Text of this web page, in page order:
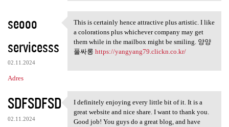
seooo
servicesss
02.11.2024
Adres
This is certainly hence
This is certainly hence attractive plus artistic. I like
a colorations plus whichever company may get
them while in the mailbox might be smiling. 양양
풀싸롱 https://yangyang79.clickn.co.kr/
SDFSDFSD
02.11.2024
I definitely enjoying every
I definitely enjoying every little bit of it. It is a
great website and nice share. I want to thank you.
Good job! You guys do a great blog, and have